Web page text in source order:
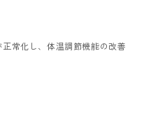
常化し、体温調節機能の改善